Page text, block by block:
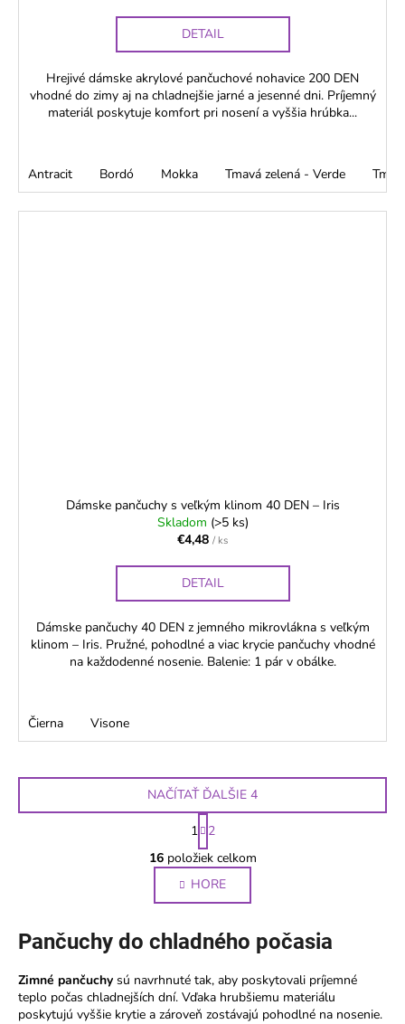
DETAIL
Hrejivé dámske akrylové pančuchové nohavice 200 DEN
vhodné do zimy aj na chladnejšie jarné a jesenné dni. Príjemný
materiál poskytuje komfort pri nosení a vyššia hrúbka...
Antracit Bordó Mokka Tmavá zelená - Verde
Dámske pančuchy s veľkým klinom 40 DEN – Iris
Skladom (>5 ks)
€4,48 / ks
DETAIL
Dámske pančuchy 40 DEN z jemného mikrovlákna s veľkým
klinom – Iris. Pružné, pohodlné a viac krycie pančuchy vhodné
na každodenné nosenie. Balenie: 1 pár v obálke.
Čierna Visone
O
v
l
á
d
a
i
e
NAČÍTAŤ ĎALŠIE 4
S
t
r
á
n
k
v
n
i
e
1
2
16položiek celkom
HORE
Pančuchy do chladného počasia
Zimné pančuchy sú navrhnuté tak, aby poskytovali príjemné
teplo počas chladnejších dní. Vďaka hrubšiemu materiálu
poskytujú vyššie krytie a zároveň zostávajú pohodlné na nosenie.